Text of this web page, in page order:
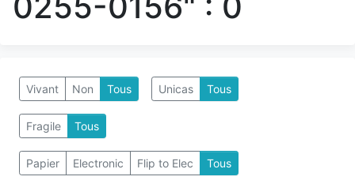
Vivant Non Tous Unicas Tous
Fragile Tous
Papier Electronic Flip to Elec Tous